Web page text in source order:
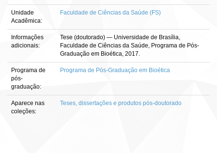
Unidade
Acadêmica:
Faculdade de Ciências da Saúde (FS)
Informações
adicionais:
Tese (doutorado) — Universidade de Brasília,
Faculdade de Ciências da Saúde, Programa de Pós-
Graduação em Bioética, 2017.
Programa de
pós-
graduação:
Programa de Pós-Graduação em Bioética
Aparece nas
coleções:
Teses, dissertações e produtos pós-doutorado